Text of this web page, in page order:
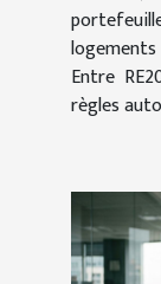
Entre
règles